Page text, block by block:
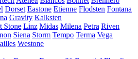
Dorset Eastone Etienne Flodsten Fontana
Gravity Kalksten
Stone Linz Midas Milena Petra Riven
Siena Storm Tempo Terma Vega
Westone